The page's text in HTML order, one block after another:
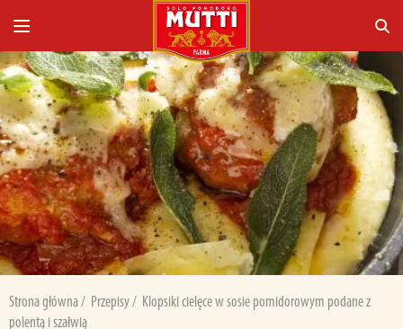
Strona główna/ Przepisy/ Klopsiki cielęce w sosie pomidorowym podane z
polentą i szałwią